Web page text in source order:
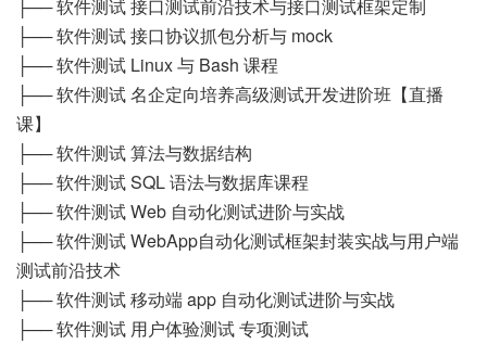
├── 软件测试 接口测试前沿技术与接口测试框架定制
├── 软件测试 接口协议抓包分析与 mock
├── 软件测试 Linux 与 Bash 课程
├── 软件测试 名企定向培养高级测试开发进阶班【直播
课】
├── 软件测试 算法与数据结构
├── 软件测试 SQL 语法与数据库课程
├── 软件测试 Web 自动化测试进阶与实战
├── 软件测试 WebApp自动化测试框架封装实战与用户端
测试前沿技术
├── 软件测试 移动端 app 自动化测试进阶与实战
├── 软件测试 用户体验测试 专项测试